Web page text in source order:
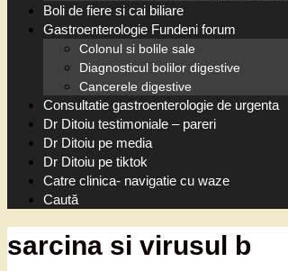
Boli de fiere si cai biliare
Gastroenterologie Fundeni forum
Colonul si bolile sale
Diagnosticul bolilor digestive
Cancerele digestive
Consultatie gastroenterologie de urgenta
Dr Ditoiu testimoniale – pareri
Dr Ditoiu pe media
Dr Ditoiu pe tiktok
Catre clinica- navigatie cu waze
Caută
sarcina si virusul b